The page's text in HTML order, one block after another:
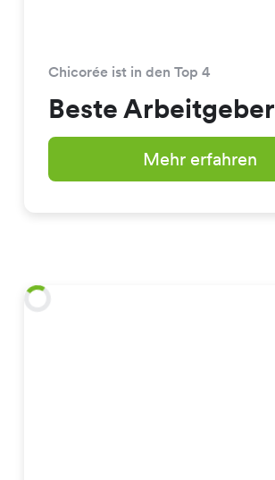
Chicorée ist in den Top 4
Beste Arbeitgeber
Mehr erfahren